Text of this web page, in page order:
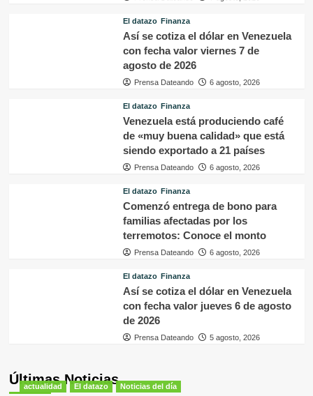
El datazo Finanza
Así se cotiza el dólar en Venezuela
con fecha valor viernes 7 de
agosto de 2026
Prensa Dateando 6 agosto, 2026
El datazo Finanza
Venezuela está produciendo café
de «muy buena calidad» que está
siendo exportado a 21 países
Prensa Dateando 6 agosto, 2026
El datazo Finanza
Comenzó entrega de bono para
familias afectadas por los
terremotos: Conoce el monto
Prensa Dateando 6 agosto, 2026
El datazo Finanza
Así se cotiza el dólar en Venezuela
con fecha valor jueves 6 de agosto
de 2026
Prensa Dateando 5 agosto, 2026
Últimas Noticias
actualidad El datazo Noticias del día